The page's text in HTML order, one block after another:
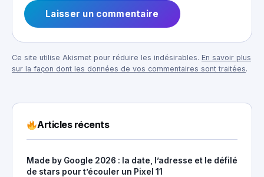
Ce site utilise Akismet pour réduire les indésirables. En savoir plus
sur la façon dont les données de vos commentaires sont traitées.
Articles récents
Made by Google 2026 : la date, l’adresse et le défilé
de stars pour t’écouler un Pixel 11